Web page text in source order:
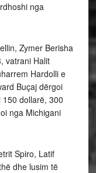
nga
Zymer Berisha
vatrani Halit
Hardolli e
Buçaj dërgoi
dollarë, 300
nga Michigani
Spiro, Latif
dhe lusim të